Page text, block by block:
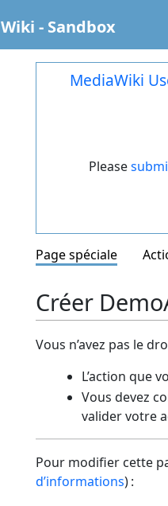
- Sandbox
MediaWiki
Please
Page spéciale
Créer
Vous n’avez pas le
L’action que
Vous devez
valider votre
Pour modifier cette
d’informations) :